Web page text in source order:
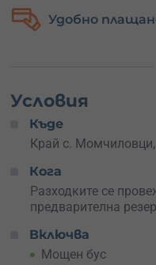
терени и зелени
поток. По пътя ще
Приключението
или просто искаш да
избереш нощна
да се опише, а трябва
След изпълнения с
на Родопите. А ако
можеш да си направиш
Условия
Къде
Край с.
Кога
Разходките се
предварителна
Включва
Мощен бус